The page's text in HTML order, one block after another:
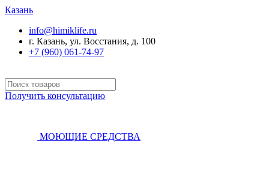
Казань
info@himiklife.ru
г. Казань, ул. Восстания, д. 100
+7 (960) 061-74-97
Получить консультацию
МОЮЩИЕ СРЕДСТВА